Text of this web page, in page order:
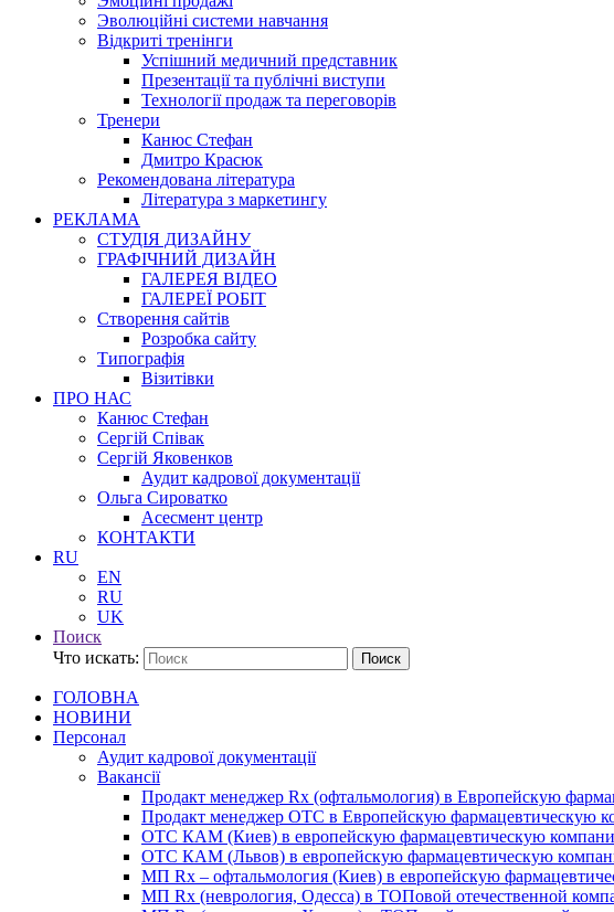
Эволюційні системи навчання
Відкриті тренінги
Успішний медичний представник
Презентації та публічні виступи
Технології продаж та переговорів
Тренери
Канюс Стефан
Дмитро Красюк
Рекомендована література
Література з маркетингу
РЕКЛАМА
СТУДІЯ ДИЗАЙНУ
ГРАФІЧНИЙ ДИЗАЙН
ГАЛЕРЕЯ ВІДЕО
ГАЛЕРЕЇ РОБІТ
Створення сайтів
Розробка сайту
Типографія
Візитівки
ПРО НАС
Канюс Стефан
Сергій Співак
Сергій Яковенков
Аудит кадрової документації
Ольга Сироватко
Асесмент центр
КОНТАКТИ
RU
EN
RU
UK
Поиск
Что искать:
Поиск
ГОЛОВНА
НОВИНИ
Персонал
Аудит кадрової документації
Вакансії
Продакт менеджер Rx (офтальмология) в Европейскую
Продакт менеджер ОТС в Европейскую фармацевтическую
ОТС КАМ (Киев) в европейскую фармацевтическую
ОТС КАМ (Львов) в европейскую фармацевтическую
МП Rx – офтальмология (Киев) в европейскую
МП Rx (неврология, Одесса) в ТОПовой отечественной